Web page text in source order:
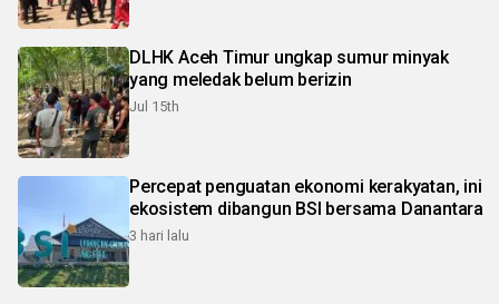
DLHK Aceh Timur ungkap sumur minyak
yang meledak belum berizin
Jul 15th
Percepat penguatan ekonomi kerakyatan, ini
ekosistem dibangun BSI bersama Danantara
3 hari lalu